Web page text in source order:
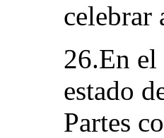
celebrar
26.En
estado
Partes